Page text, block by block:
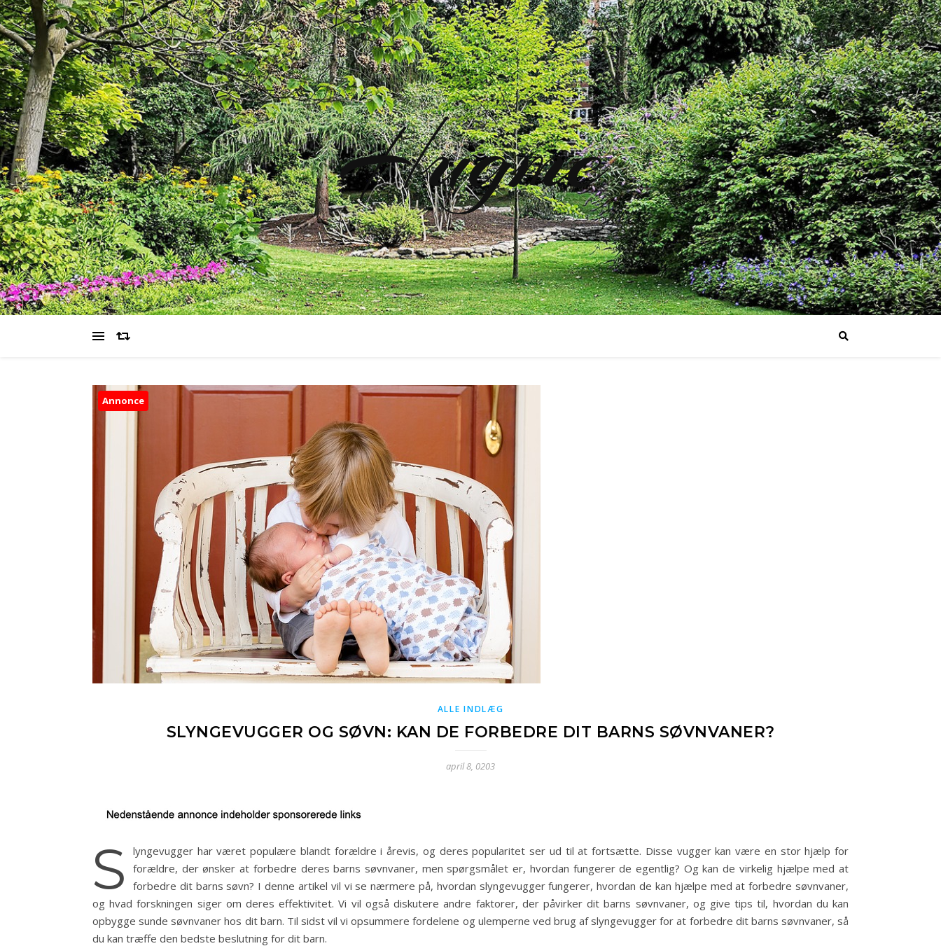
Hugme
Annonce
ALLE INDLÆG
SLYNGEVUGGER OG SØVN: KAN DE FORBEDRE DIT BARNS SØVNVANER?
april 8, 0203
S
lyngevugger har været populære blandt forældre i årevis, og deres popularitet ser ud til at fortsætte. Disse vugger kan være en stor hjælp for
forældre, der ønsker at forbedre deres barns søvnvaner, men spørgsmålet er, hvordan fungerer de egentlig? Og kan de virkelig hjælpe med at
forbedre dit barns søvn? I denne artikel vil vi se nærmere på, hvordan slyngevugger fungerer, hvordan de kan hjælpe med at forbedre søvnvaner,
og hvad forskningen siger om deres effektivitet. Vi vil også diskutere andre faktorer, der påvirker dit barns søvnvaner, og give tips til, hvordan du kan
opbygge sunde søvnvaner hos dit barn. Til sidst vil vi opsummere fordelene og ulemperne ved brug af slyngevugger for at forbedre dit barns søvnvaner, så
du kan træffe den bedste beslutning for dit barn.